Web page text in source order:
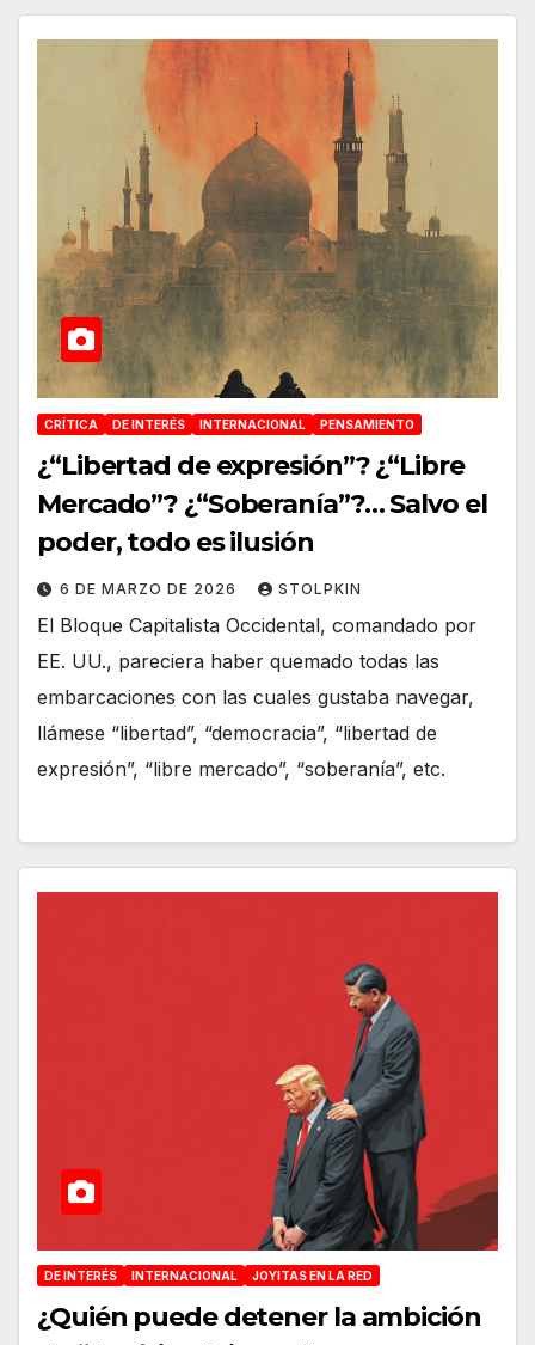
CRÍTICA DE INTERÉS INTERNACIONAL PENSAMIENTO
¿“Libertad de expresión”? ¿“Libre
Mercado”? ¿“Soberanía”?… Salvo el
poder, todo es ilusión
6 DE MARZO DE 2026 STOLPKIN
El Bloque Capitalista Occidental, comandado por
EE. UU., pareciera haber quemado todas las
embarcaciones con las cuales gustaba navegar,
llámese “libertad”, “democracia”, “libertad de
expresión”, “libre mercado”, “soberanía”, etc.
DE INTERÉS INTERNACIONAL JOYITAS EN LA RED
¿Quién puede detener la ambición